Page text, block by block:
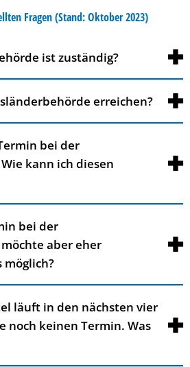
Fragen (Stand: Oktober 2023)
ist zuständig?
erreichen?
bei der
kann ich diesen
bei der
aber eher
möglich?
läuft in den nächsten vier
noch keinen Termin. Was